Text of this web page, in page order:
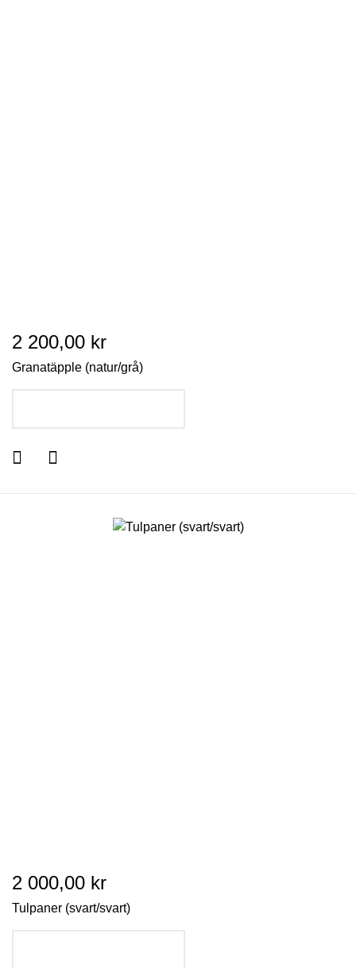
2 200,00 kr
Granatäpple (natur/grå)
2 000,00 kr
Tulpaner (svart/svart)